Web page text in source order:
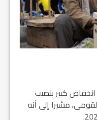
كبير بنصيب
مشيرا إلى أنه